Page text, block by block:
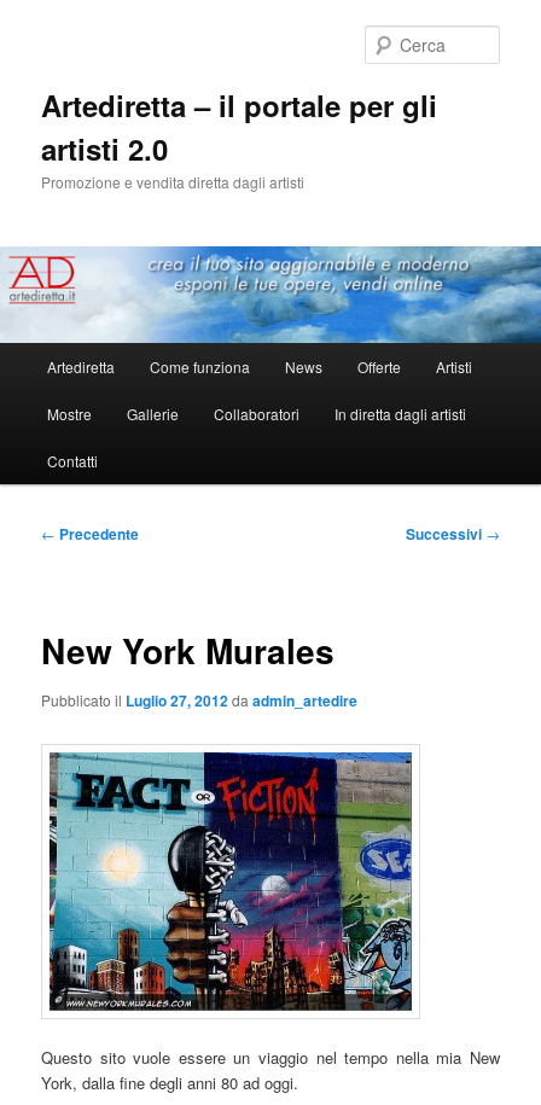
Artediretta – il portale per gli
artisti 2.0
Promozione e vendita diretta dagli artisti
Vai
al
contenuto
principale
Artediretta Come funziona News Offerte Artisti
Mostre Gallerie Collaboratori In diretta dagli artisti
Contatti
Navigazione
← Precedente Successivi →
New York Murales
Pubblicato il Luglio 27, 2012daadmin_artedire
Questo sito vuole essere un viaggio nel tempo nella mia New
York, dalla fine degli anni 80 ad oggi.